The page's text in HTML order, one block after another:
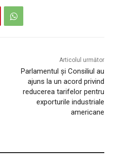
Articolul următor
Parlamentul și Consiliul au
ajuns la un acord privind
reducerea tarifelor pentru
exporturile industriale
americane